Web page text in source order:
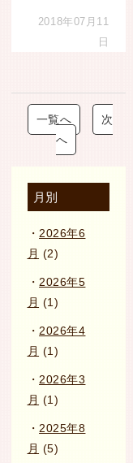
2018年07月11
日
一覧へ
次
へ
月別
2026年6
月 (2)
2026年5
月 (1)
2026年4
月 (1)
2026年3
月 (1)
2025年8
月 (5)